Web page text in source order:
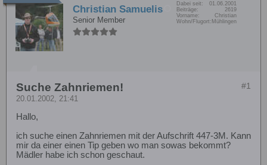
Christian Samuelis
Senior Member
Dabei seit:
01.06.2001
Beiträge:
2619
Vorname:
Christian
Wohn/Flugort: Mühlingen
#1
Suche Zahnriemen!
20.01.2002, 21:41
Hallo,
ich suche einen Zahnriemen mit der Aufschrift 447-3M. Kann
mir da einer einen Tip geben wo man sowas bekommt?
Mädler habe ich schon geschaut.